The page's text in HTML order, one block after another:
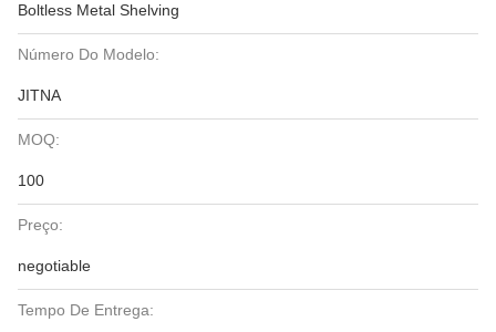
Boltless Metal Shelving
Número Do Modelo:
JITNA
MOQ:
100
Preço:
negotiable
Tempo De Entrega: